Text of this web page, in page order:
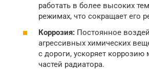
работать в более высоких
режимах, что сокращает его
Коррозия: Постоянное
агрессивных химических
с дороги, ускоряет коррозию
частей радиатора.